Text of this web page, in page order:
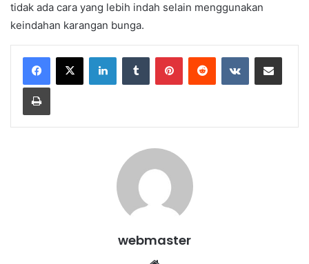
tidak ada cara yang lebih indah selain menggunakan
keindahan karangan bunga.
LinkedInTumblr PinterestReddit VKontakteShare via Email
Print
webmaster